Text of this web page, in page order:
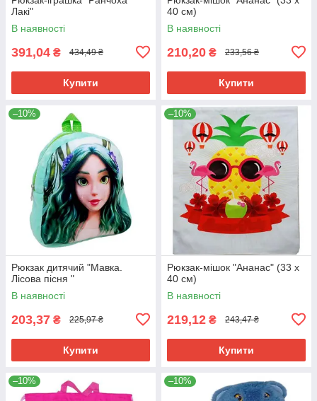
Лакі"
В наявності
391,04 ₴ 434,49 ₴
Купити
40 см)
В наявності
210,20 ₴ 233,56 ₴
Купити
–10%
Рюкзак дитячий "Мавка.
Лісова пісня "
В наявності
203,37 ₴ 225,97 ₴
Купити
–10%
Рюкзак-мішок "Ананас" (33 х
40 см)
В наявності
219,12 ₴ 243,47 ₴
Купити
–10% –10%